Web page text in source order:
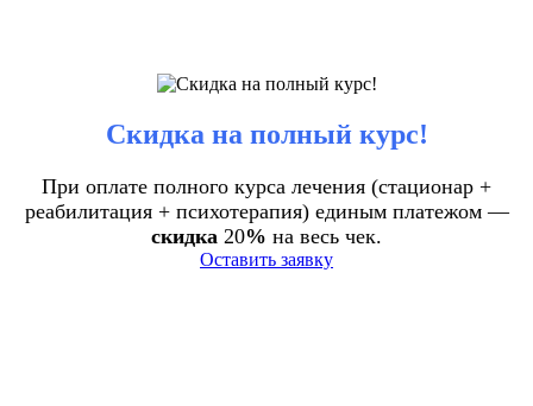
Скидка на полный курс!
При оплате полного курса лечения (стационар +
реабилитация + психотерапия) единым платежом —
скидка 20% на весь чек.
Оставить заявку